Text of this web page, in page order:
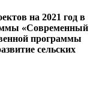
на 2021 год в
«Современный
программы
сельских